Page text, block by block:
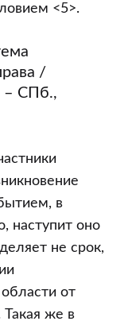
<5>.
/
– СПб.,
в
наступит оно
не срок,
от
же в